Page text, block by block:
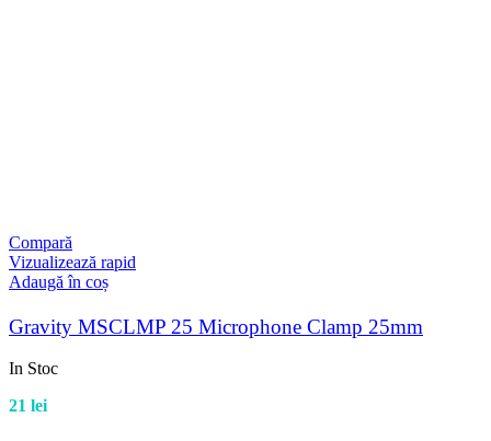
Compară
Vizualizează rapid
Adaugă în coș
Gravity MSCLMP 25 Microphone Clamp 25mm
In Stoc
21 lei